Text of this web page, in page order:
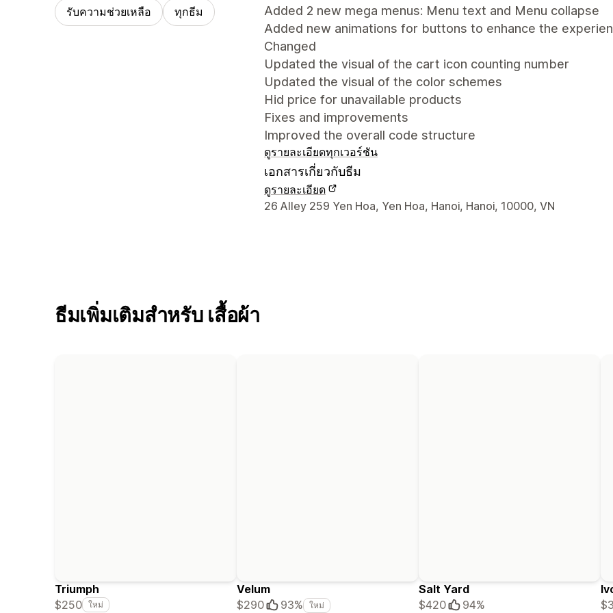
รับความช่วยเหลือ ทุกธีม
Added 2 new mega menus: Menu text and Menu collapse
Added new animations for buttons to enhance the
Changed
Updated the visual of the cart icon counting number
Updated the visual of the color schemes
Hid price for unavailable products
Fixes and improvements
Improved the overall code structure
ดูรายละเอียดทุกเวอร์ชัน
เอกสารเกี่ยวกับธีม
ดูรายละเอียด
รายละเอียดการติดต่อผู้ออกแบบ
26 Alley 259 Yen Hoa, Yen Hoa, Hanoi, Hanoi, 10000, VN
ธีมเพิ่มเติมสำหรับ เสื้อผ้า
Triumph
$250 ใหม่
Velum
$290
93% ใหม่
Salt Yard
$420
94%